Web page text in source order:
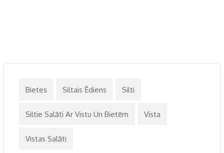
Bietes Siltais Ēdiens Silti
Siltie Salāti Ar Vistu Un Bietēm Vista
Vistas Salāti